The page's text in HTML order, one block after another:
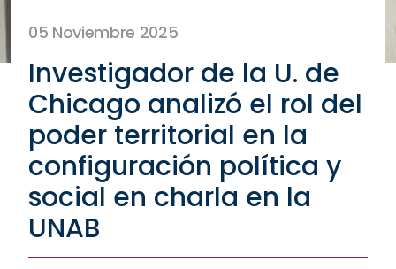
05 Noviembre 2025
Investigador de la U. de
Chicago analizó el rol del
poder territorial en la
configuración política y
social en charla en la
UNAB